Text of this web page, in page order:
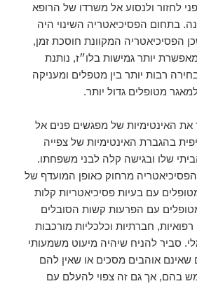
לחזור ולנסוע אל משרדו של הרופא
בתחום הפסיכיאטריה השינוי היה
הפסיכיאטריה המקוונת חוסכת זמן,
יותר גמישות בלו״ז, נותנת
רבות יותר בין מטפלים ומעניקה
מטופלים גדול יותר.
האינטימיות של מפגשים פנים אל
בהגברת האינטימיות של צפייה
שלו ובגישה קלה לבני משפחתו.
מרחוק כאופן המועדף של
עם בעיות פסיכיאטריות קלות
עם הפרעות קשות הסובלים
חברתיות וכלכליות מורכבות
סביר להניח שיהיה מיעוט משמעותי
שאינם אוהבים מסכים או שאין להם
בהם, אך גם זה צפוי להעלם עם